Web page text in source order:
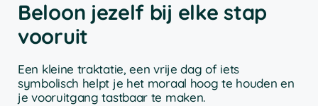
Beloon jezelf bij elke stap
vooruit
Een kleine traktatie, een vrije dag of iets
symbolisch helpt je het moraal hoog te houden en
je vooruitgang tastbaar te maken.